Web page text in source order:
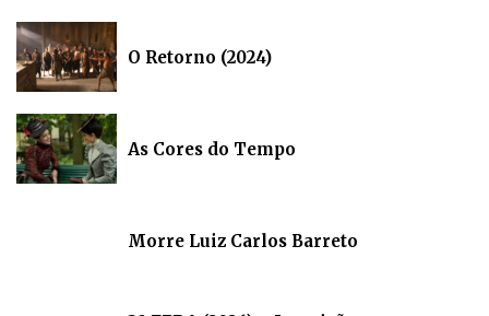
O Retorno (2024)
As Cores do Tempo
Morre Luiz Carlos Barreto